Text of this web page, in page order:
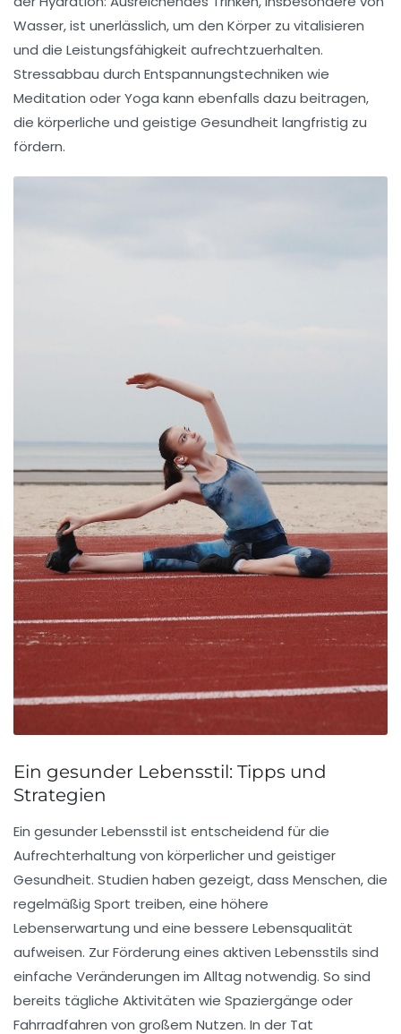
Wasser, ist unerlässlich, um den Körper zu vitalisieren
und die Leistungsfähigkeit aufrechtzuerhalten.
Stressabbau durch Entspannungstechniken wie
Meditation oder Yoga kann ebenfalls dazu beitragen,
die körperliche und geistige Gesundheit langfristig zu
fördern.
Ein gesunder Lebensstil: Tipps und
Strategien
Ein gesunder Lebensstil ist entscheidend für die
Aufrechterhaltung von körperlicherund geistiger
Gesundheit. Studien haben gezeigt, dass Menschen, die
regelmäßig Sport treiben, eine höhere
Lebenserwartung und eine bessere Lebensqualität
aufweisen. Zur Förderung eines aktiven Lebensstils sind
einfache Veränderungen im Alltag notwendig. So sind
bereits tägliche Aktivitäten wie Spaziergänge oder
Fahrradfahren von großem Nutzen. In der Tat